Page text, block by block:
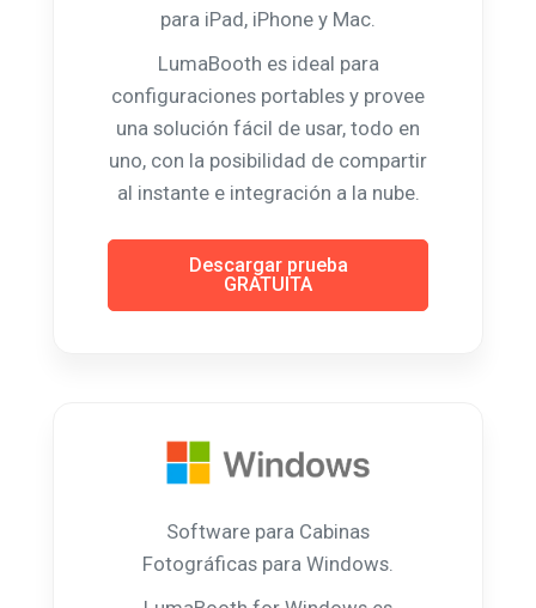
para iPad, iPhone y Mac.
LumaBooth es ideal para
configuraciones portables y provee
una solución fácil de usar, todo en
uno, con la posibilidad de compartir
al instante e integración a la nube.
Descargar prueba
GRATUITA
Software para Cabinas
Fotográficas para Windows.